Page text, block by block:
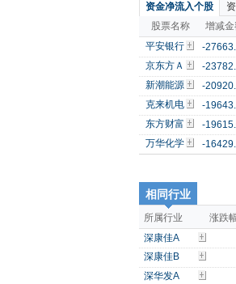
资金净流入个股
股票名称
增减金
平安银行
-
京东方Ａ
-
新潮能源
-
克来机电
-
东方财富
-
万华化学
-
相同行业
所属行业 涨跌
深康佳A
深康佳B
深华发A